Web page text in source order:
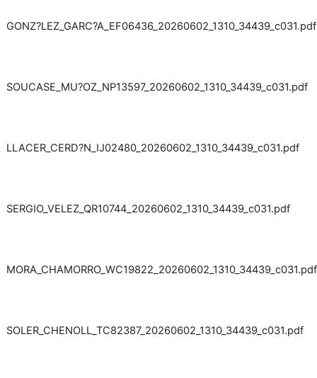
GONZ?LEZ_GARC?A_EF06436_20260602_1310_34439_c031.pdf
SOUCASE_MU?OZ_NP13597_20260602_1310_34439_c031.pdf
LLACER_CERD?N_IJ02480_20260602_1310_34439_c031.pdf
SERGIO_VELEZ_QR10744_20260602_1310_34439_c031.pdf
MORA_CHAMORRO_WC19822_20260602_1310_34439_c031.pdf
SOLER_CHENOLL_TC82387_20260602_1310_34439_c031.pdf